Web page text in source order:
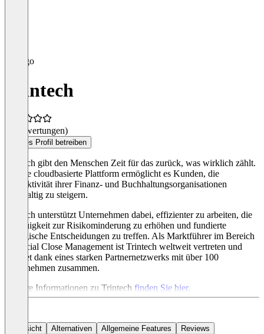
Trintech
(0 Bewertungen)
Dieses Profil betreiben
Trintech gibt den Menschen Zeit für das zurück, was wirklich zählt.
Unsere cloudbasierte Plattform ermöglicht es Kunden, die
Produktivität ihrer Finanz- und Buchhaltungsorganisationen
nachhaltig zu steigern.
Trintech unterstützt Unternehmen dabei, effizienter zu arbeiten, die
Genauigkeit zur Risikominderung zu erhöhen und fundierte
strategische Entscheidungen zu treffen. Als Marktführer im Bereich
Financial Close Management ist Trintech weltweit vertreten und
arbeitet dank eines starken Partnernetzwerks mit über 100
Unternehmen zusammen.
Weitere Informationen zu Trintech finden Sie hier.
Übersicht Alternativen Allgemeine Features Reviews